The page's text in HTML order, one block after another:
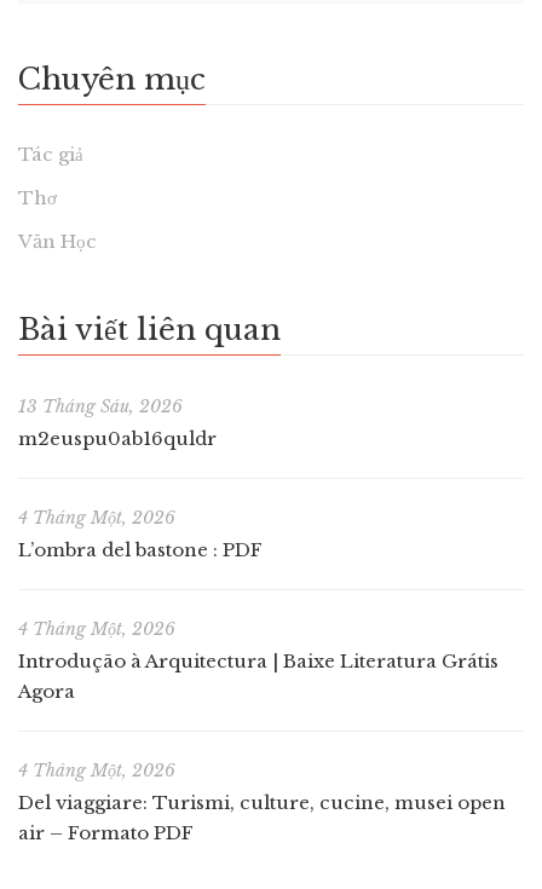
Chuyên mục
Tác giả
Thơ
Văn Học
Bài viết liên quan
13 Tháng Sáu, 2026
m2euspu0ab16quldr
4 Tháng Một, 2026
L’ombra del bastone : PDF
4 Tháng Một, 2026
Introdução à Arquitectura | Baixe Literatura Grátis
Agora
4 Tháng Một, 2026
Del viaggiare: Turismi, culture, cucine, musei open
air – Formato PDF